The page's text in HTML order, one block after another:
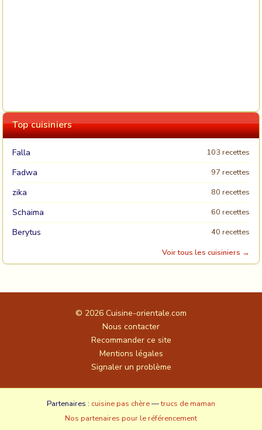
Top cuisiniers
Falla 103 recettes
Fadwa 97 recettes
zika 80 recettes
Schaima 60 recettes
Berytus
40 recettes
Voir tous les cuisiniers →
© 2026 Cuisine-orientale.com
Nous contacter
Recommander ce site
Mentions légales
Signaler un problème
Partenaires : cuisine pas chère—trucs de maman
Nos partenaires pour le référencement